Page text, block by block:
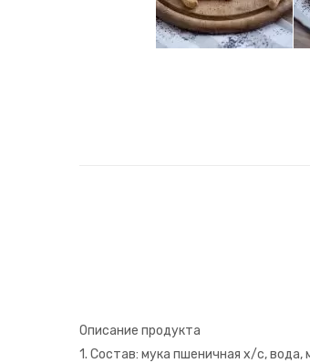
Описание продукта
1. Состав: мука пшеничная х/с,